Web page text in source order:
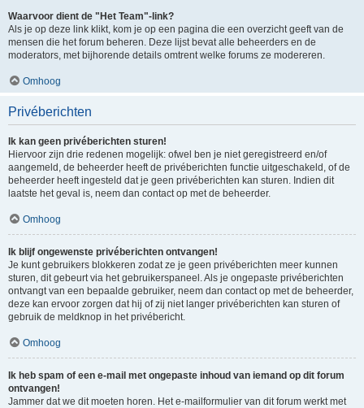
Waarvoor dient de "Het Team"-link?
Als je op deze link klikt, kom je op een pagina die een overzicht geeft van de
mensen die het forum beheren. Deze lijst bevat alle beheerders en de
moderators, met bijhorende details omtrent welke forums ze modereren.
Omhoog
Privéberichten
Ik kan geen privéberichten sturen!
Hiervoor zijn drie redenen mogelijk: ofwel ben je niet geregistreerd en/of
aangemeld, de beheerder heeft de privéberichten functie uitgeschakeld, of de
beheerder heeft ingesteld dat je geen privéberichten kan sturen. Indien dit
laatste het geval is, neem dan contact op met de beheerder.
Omhoog
Ik blijf ongewenste privéberichten ontvangen!
Je kunt gebruikers blokkeren zodat ze je geen privéberichten meer kunnen
sturen, dit gebeurt via het gebruikerspaneel. Als je ongepaste privéberichten
ontvangt van een bepaalde gebruiker, neem dan contact op met de beheerder,
deze kan ervoor zorgen dat hij of zij niet langer privéberichten kan sturen of
gebruik de meldknop in het privébericht.
Omhoog
Ik heb spam of een e-mail met ongepaste inhoud van iemand op dit forum
ontvangen!
Jammer dat we dit moeten horen. Het e-mailformulier van dit forum werkt met